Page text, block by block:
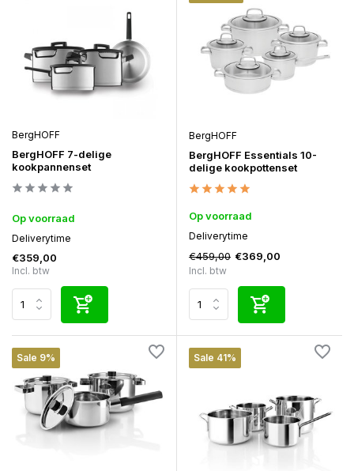
BergHOFF
BergHOFF 7-delige
kookpannenset
Op voorraad
Deliverytime
€359,00
Incl. btw
BergHOFF
BergHOFF Essentials 10-
delige kookpottenset
Op voorraad
Deliverytime
€459,00 €369,00
Incl. btw
Sale 9% Sale 41%